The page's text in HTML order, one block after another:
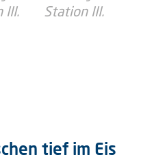
tief im Eis